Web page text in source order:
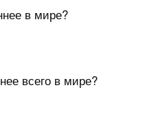
в мире?
всего в мире?